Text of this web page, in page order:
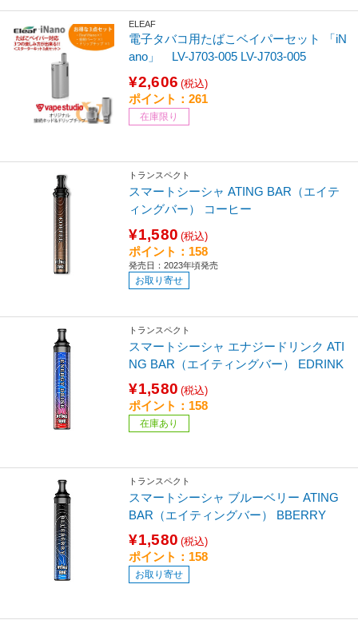
ELEAF
電子タバコ用たばこベイパーセット 「iN
ano」 LV-J703-005 LV-J703-005
¥2,606 (税込)
ポイント：261
在庫限り
トランスペクト
スマートシーシャ ATING BAR（エイテ
ィングバー） コーヒー
¥1,580 (税込)
ポイント：158
発売日：2023年頃発売
お取り寄せ
トランスペクト
スマートシーシャ エナジードリンク ATI
NG BAR（エイティングバー） EDRINK
¥1,580 (税込)
ポイント：158
在庫あり
トランスペクト
スマートシーシャ ブルーベリー ATING
BAR（エイティングバー） BBERRY
¥1,580 (税込)
ポイント：158
お取り寄せ